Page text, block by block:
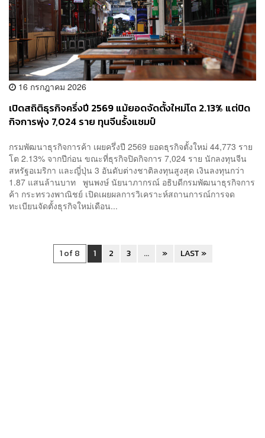
16 กรกฎาคม 2026
เปิดสถิติธุรกิจครึ่งปี 2569 แม้ยอดจัดตั้งใหม่โต 2.13% แต่ปิด
กิจการพุ่ง 7,024 ราย ทุนจีนรั้งแชมป์
กรมพัฒนาธุรกิจการค้า เผยครึ่งปี 2569 ยอดธุรกิจตั้งใหม่ 44,773 ราย
โต 2.13% จากปีก่อน ขณะที่ธุรกิจปิดกิจการ 7,024 ราย นักลงทุนจีน
สหรัฐอเมริกา และญี่ปุ่น 3 อันดับต่างชาติลงทุนสูงสุด เงินลงทุนกว่า
1.87 แสนล้านบาท พูนพงษ์ นัยนาภากรณ์ อธิบดีกรมพัฒนาธุรกิจการ
ค้า กระทรวงพาณิชย์ เปิดเผยผลการวิเคราะห์สถานการณ์การจด
ทะเบียนจัดตั้งธุรกิจใหม่เดือน...
1 of 8 1 2 3 ... » LAST »